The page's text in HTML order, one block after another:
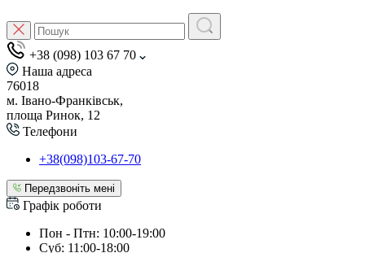
+38 (098) 103 67 70
Наша адреса
76018
м. Івано-Франківськ,
площа Ринок, 12
Телефони
+38(098)103-67-70
Передзвоніть мені
Графік роботи
Пон - Птн: 10:00-19:00
Суб: 11:00-18:00